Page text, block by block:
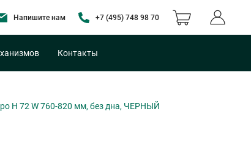
Напишите нам +7 (495) 748 98 70
Контакты
H 72 W 760-820 мм, без дна, ЧЕРНЫЙ